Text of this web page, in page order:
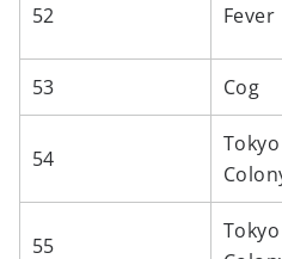
52 Fever
53 Cog
54
55